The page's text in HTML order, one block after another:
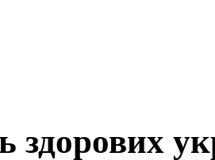
здорових